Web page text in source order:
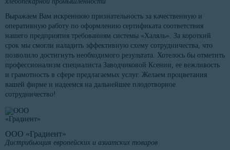
Выражаем Вам искреннюю признательность за качественную и
оперативную работу по оформлению сертификата соответствия
нашего предприятия требованиям системы «Халяль». За короткий
срок мы смогли наладить эффективную схему сотрудничества, что
позволило достигнуть необходимого результата. Хотелось бы отметить
профессионализм специалиста Заводчиковой Ксении, ее вежливость
и грамотность в сфере предлагаемых услуг. Желаем процветания
вашей фирме и надеемся на дальнейшее плодотворное
сотрудничество!
ООО «Градиент»
Дистрибьюция европейских и азиатских товаров